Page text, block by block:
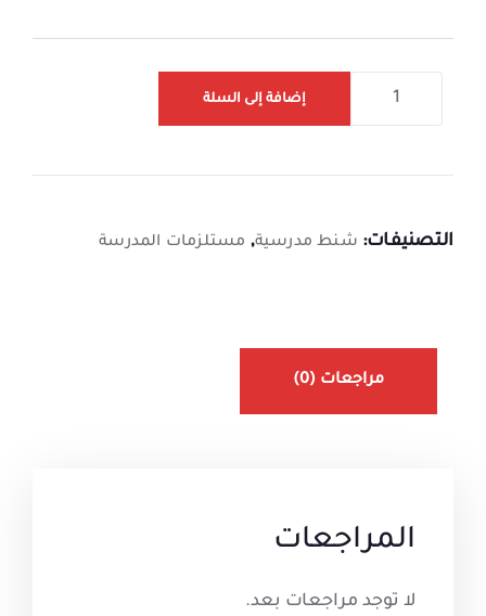
إضافة إلى السلة
التصنيفات: شنط مدرسية, مستلزمات المدرسة
مراجعات (0)
المراجعات
لا توجد مراجعات بعد.